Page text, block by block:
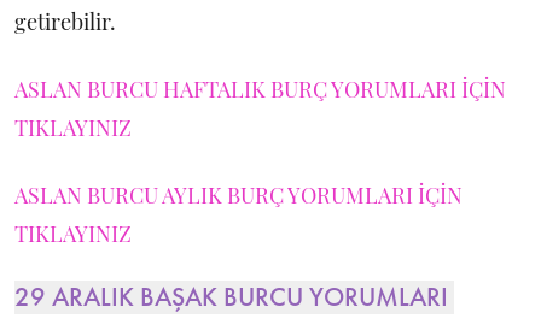
getirebilir.
ASLAN BURCU HAFTALIK BURÇ YORUMLARI İÇİN
TIKLAYINIZ
ASLAN BURCU AYLIK BURÇ YORUMLARI İÇİN
TIKLAYINIZ
29 ARALIK BAŞAK BURCU YORUMLARI